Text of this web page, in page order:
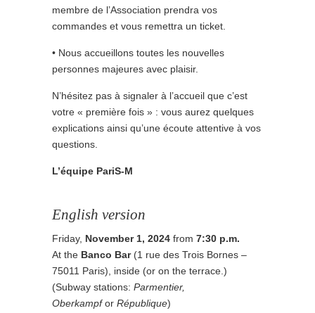
membre de l’Association prendra vos
commandes et vous remettra un ticket.
• Nous accueillons toutes les nouvelles
personnes majeures avec plaisir.
N’hésitez pas à signaler à l’accueil que c’est
votre « première fois » : vous aurez quelques
explications ainsi qu’une écoute attentive à vos
questions.
L’équipe PariS-M
English version
Friday, November 1, 2024 from 7:30 p.m.
At the Banco Bar(1 rue des Trois Bornes –
75011 Paris), inside (or on the terrace.)
(Subway stations: Parmentier,
Oberkampfor République)